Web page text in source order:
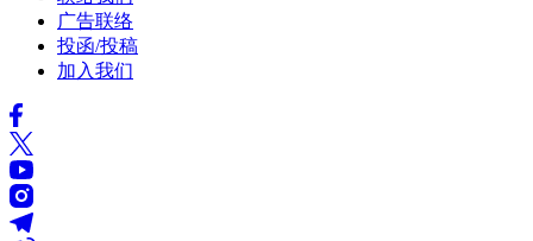
广告联络
投函/投稿
加入我们